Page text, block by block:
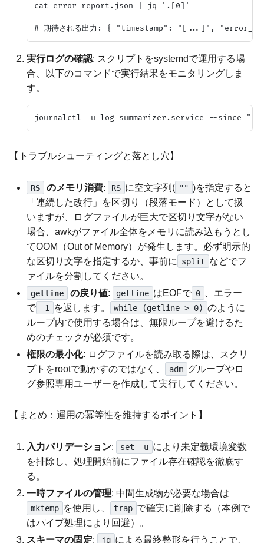
cat error_report.json | jq '.[0]'
実行ログの確認: スクリプトをsystemdで運用する場
合、以下のコマンドで実行結果をモニタリングしま
す。
【トラブルシューティングと落とし穴】
RS のメモリ消費: RS に空文字列( "" )を指定すると
「連続した改行」を区切り（段落モード）として扱
いますが、ログファイルが巨大で区切り文字がない
場合、awkがファイル全体をメモリに読み込もうとし
てOOM（Out of Memory）が発生します。必ず明示的
な区切り文字を指定するか、事前に
split などでフ
ァイルを分割してください。
getline の戻り値: getline はEOFで 0
、エラー
で -1 を返します。 while (getline > 0) のように
ループ内で使用する場合は、無限ループを避けるた
めのチェックが必須です。
権限の最小化: ログファイルを読み取る際は、スクリ
プトをrootで動かすのではなく、
adm グループやロ
グ参照専用ユーザーを作成して実行してください。
【まとめ：運用の冪等性を維持するポイント】
入力バリデーション: set -u により未定義環境変数
を排除し、処理開始前にファイル存在確認を徹底す
る。
一時ファイルの管理: 中間生成物が必要な場合は
mktemp を使用し、 trap で確実に削除する（本例で
はパイプ処理により回避）。
スキーマの固定: jq による最終整形を行うことで、